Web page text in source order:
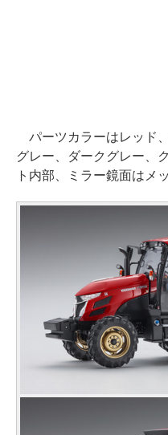
パーツカラーはレッド
グレー、ダークグレー、
ト内部、ミラー鏡面はメ